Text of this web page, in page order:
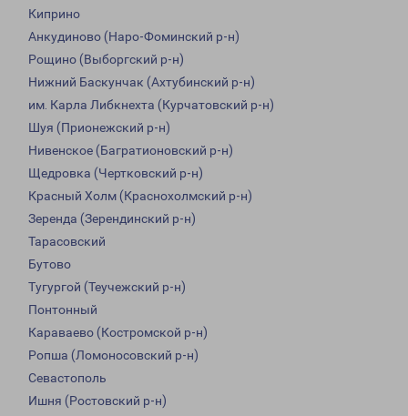
Киприно
Анкудиново (Наро-Фоминский р-н)
Рощино (Выборгский р-н)
Нижний Баскунчак (Ахтубинский р-н)
им. Карла Либкнехта (Курчатовский р-н)
Шуя (Прионежский р-н)
Нивенское (Багратионовский р-н)
Щедровка (Чертковский р-н)
Красный Холм (Краснохолмский р-н)
Зеренда (Зерендинский р-н)
Тарасовский
Бутово
Тугургой (Теучежский р-н)
Понтонный
Караваево (Костромской р-н)
Ропша (Ломоносовский р-н)
Севастополь
Ишня (Ростовский р-н)